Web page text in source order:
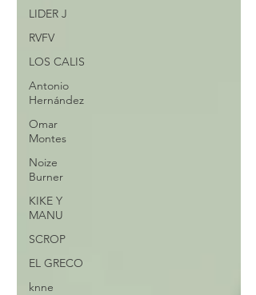
LIDER J
RVFV
LOS CALIS
Antonio
Hernández
Omar
Montes
Noize
Burner
KIKE Y
MANU
SCROP
EL GRECO
knne